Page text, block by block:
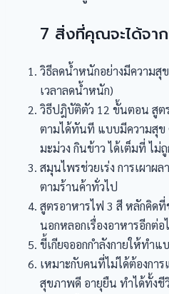
7 สิ่งที่คุณจะได้จา
วิธีลดน้ำหนักอย่างมีความสุ
เวลาลดน้ำหนัก)
วิธีปฎิบัติ​ตัว 12 ขั้นตอน สูต
ตามได้ทันที แบบมีความสุข
มะม่วง กินข้าว ได้เต็มที่ ไม่
สมุนไพรช่วยเร่ง การเผาผ
ตามร้านค้าทั่วไป
สูตรอาหารไฟ 3 สี หลักคิด
นอกหลอกเรื่องอาหารอีกต่อ
ขี้เกียจออกกำลังกายให้ทำแ
เหมาะกับคนที่ไม่ได้ต้องกา
สุขภาพดี อายุยืน ทำได้ทั้งชี